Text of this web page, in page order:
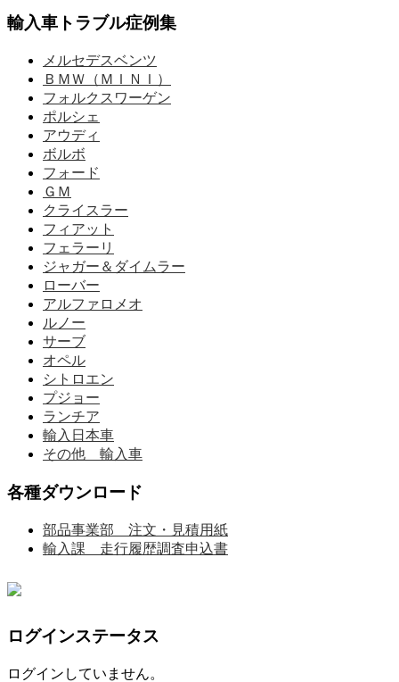
輸入車トラブル症例集
メルセデスベンツ
ＢＭＷ（ＭＩＮＩ）
フォルクスワーゲン
ポルシェ
アウディ
ボルボ
フォード
ＧＭ
クライスラー
フィアット
フェラーリ
ジャガー＆ダイムラー
ローバー
アルファロメオ
ルノー
サーブ
オペル
シトロエン
プジョー
ランチア
輸入日本車
その他 輸入車
各種ダウンロード
部品事業部 注文・見積用紙
輸入課 走行履歴調査申込書
ログインステータス
ログインしていません。